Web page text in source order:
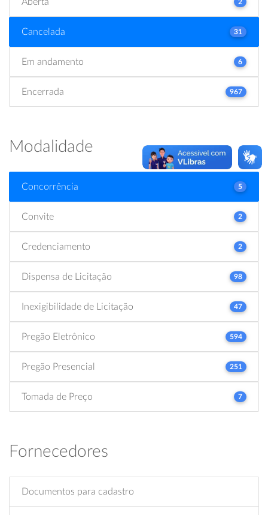
2
Cancelada 31
Em andamento 6
Encerrada 967
Modalidade
Concorrência 5
Convite 2
Credenciamento 2
Dispensa de Licitação 98
Inexigibilidade de Licitação 47
Pregão Eletrônico 594
Pregão Presencial 251
Tomada de Preço 7
Fornecedores
Documentos para cadastro